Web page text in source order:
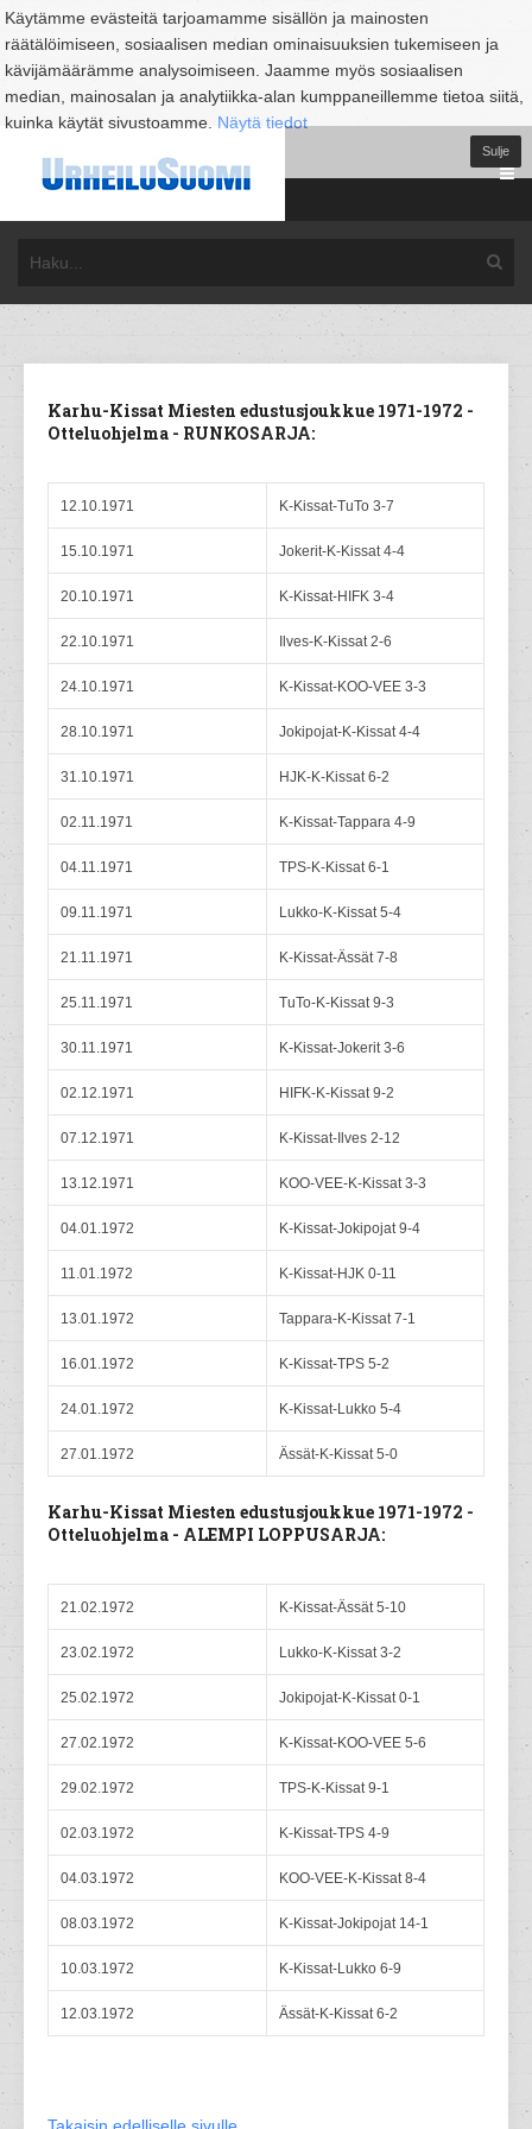
Käytämme evästeitä tarjoamamme sisällön ja mainosten
räätälöimiseen, sosiaalisen median ominaisuuksien tukemiseen ja
kävijämäärämme analysoimiseen. Jaamme myös sosiaalisen
median, mainosalan ja analytiikka-alan kumppaneillemme tietoa siitä,
kuinka käytät sivustoamme. Näytä tiedot
Sulje
Karhu-Kissat Miesten edustusjoukkue 1971-1972 -
Otteluohjelma - RUNKOSARJA:
12.10.1971 K-Kissat-TuTo 3-7
15.10.1971 Jokerit-K-Kissat 4-4
20.10.1971 K-Kissat-HIFK 3-4
22.10.1971 Ilves-K-Kissat 2-6
24.10.1971 K-Kissat-KOO-VEE 3-3
28.10.1971 Jokipojat-K-Kissat 4-4
31.10.1971 HJK-K-Kissat 6-2
02.11.1971 K-Kissat-Tappara 4-9
04.11.1971 TPS-K-Kissat 6-1
09.11.1971 Lukko-K-Kissat 5-4
21.11.1971 K-Kissat-Ässät 7-8
25.11.1971 TuTo-K-Kissat 9-3
30.11.1971 K-Kissat-Jokerit 3-6
02.12.1971 HIFK-K-Kissat 9-2
07.12.1971 K-Kissat-Ilves 2-12
13.12.1971 KOO-VEE-K-Kissat 3-3
04.01.1972 K-Kissat-Jokipojat 9-4
11.01.1972 K-Kissat-HJK 0-11
13.01.1972 Tappara-K-Kissat 7-1
16.01.1972 K-Kissat-TPS 5-2
24.01.1972 K-Kissat-Lukko 5-4
27.01.1972 Ässät-K-Kissat 5-0
Karhu-Kissat Miesten edustusjoukkue 1971-1972 -
Otteluohjelma - ALEMPI LOPPUSARJA:
21.02.1972 K-Kissat-Ässät 5-10
23.02.1972 Lukko-K-Kissat 3-2
25.02.1972 Jokipojat-K-Kissat 0-1
27.02.1972 K-Kissat-KOO-VEE 5-6
29.02.1972 TPS-K-Kissat 9-1
02.03.1972 K-Kissat-TPS 4-9
04.03.1972 KOO-VEE-K-Kissat 8-4
08.03.1972 K-Kissat-Jokipojat 14-1
10.03.1972 K-Kissat-Lukko 6-9
12.03.1972 Ässät-K-Kissat 6-2